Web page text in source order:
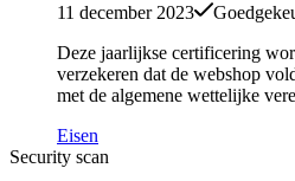
11 december 2023
Deze jaarlijkse certificering
verzekeren dat de webshop
met de algemene wettelijke
Eisen
Security scan